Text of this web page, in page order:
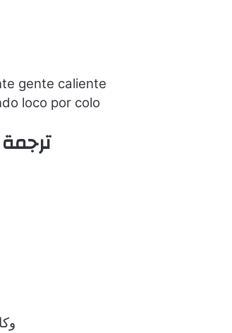
gente caliente
loco por colo